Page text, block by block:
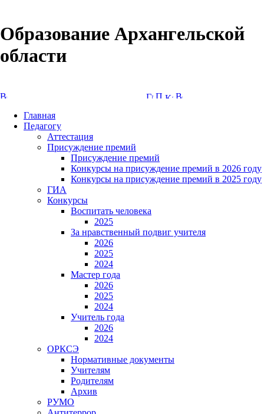
Образование Архангельской
области
Главная
Педагогу
Аттестация
Присуждение премий
Присуждение премий
Конкурсы на присуждение премий в 2026 году
Конкурсы на присуждение премий в 2025 году
ГИА
Конкурсы
Воспитать человека
2025
За нравственный подвиг учителя
2026
2025
2024
Мастер года
2026
2025
2024
Учитель года
2026
2024
ОРКСЭ
Нормативные документы
Учителям
Родителям
Архив
РУМО